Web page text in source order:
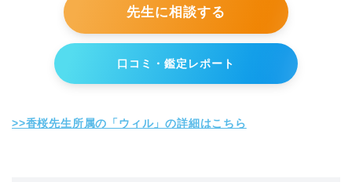
先生に相談する
口コミ・鑑定レポート
>>香桜先生所属の「ウィル」の詳細はこちら